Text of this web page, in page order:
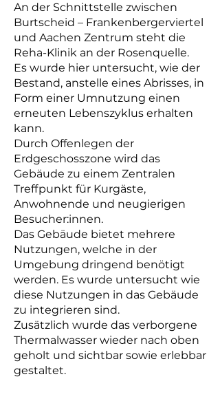
An der Schnittstelle zwischen
Burtscheid – Frankenbergerviertel
und Aachen Zentrum steht die
Reha-Klinik an der Rosenquelle.
Es wurde hier untersucht, wie der
Bestand, anstelle eines Abrisses, in
Form einer Umnutzung einen
erneuten Lebenszyklus erhalten
kann.
Durch Offenlegen der
Erdgeschosszone wird das
Gebäude zu einem Zentralen
Treffpunkt für Kurgäste,
Anwohnende und neugierigen
Besucher:innen.
Das Gebäude bietet mehrere
Nutzungen, welche in der
Umgebung dringend benötigt
werden. Es wurde untersucht wie
diese Nutzungen in das Gebäude
zu integrieren sind.
Zusätzlich wurde das verborgene
Thermalwasser wieder nach oben
geholt und sichtbar sowie erlebbar
gestaltet.